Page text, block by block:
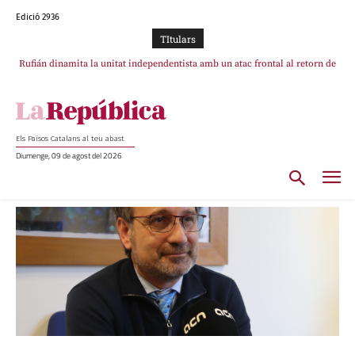
Edició 2936
TItulars
Rufián dinamita la unitat independentista amb un atac frontal al retorn de
Els Països Catalans al teu abast
Diumenge, 09 de agost del 2026